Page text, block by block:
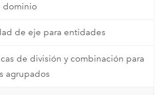
dominio
de eje para entidades
de división y combinación para
agrupados